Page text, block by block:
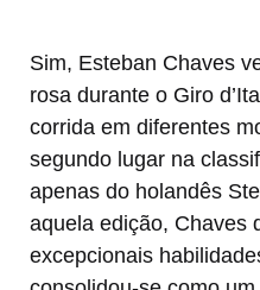
Sim, Esteban Chaves
rosa durante o Giro
corrida em diferentes
segundo lugar na
apenas do holandês
aquela edição, Chaves
excepcionais